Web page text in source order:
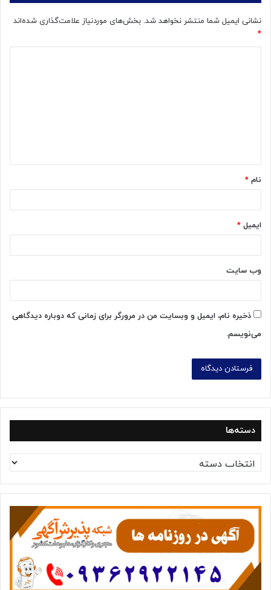
نشانی ایمیل شما منتشر نخواهد شد. بخش‌های موردنیاز علامت‌گذاری شده‌اند
*
*
نام *
ایمیل *
وب‌ سایت
ذخیره نام، ایمیل و وبسایت من در مرورگر برای زمانی که دوباره دیدگاهی
می‌نویسم.
دسته‌ها
س
ت
ه‌
ه